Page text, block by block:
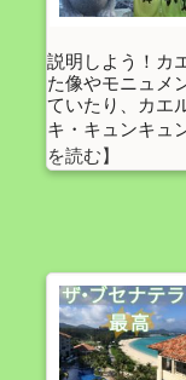
説明しよう！カ
た像やモニュメ
ていたり、カエ
キ・キュンキュ